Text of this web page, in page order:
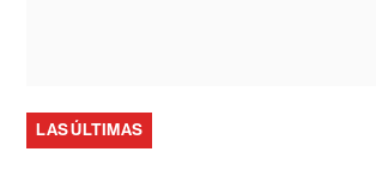
LAS ÚLTIMAS